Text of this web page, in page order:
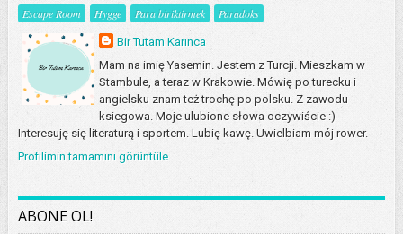
Escape Room
Hygge Para biriktirmek Paradoks
Bir Tutam Karınca
Mam na imię Yasemin. Jestem z Turcji. Mieszkam w
Stambule, a teraz w Krakowie. Mówię po turecku i
angielsku znam też trochę po polsku. Z zawodu
ksiegowa. Moje ulubione słowa oczywiście :)
Interesuję się literaturą i sportem. Lubię kawę. Uwielbiam mój rower.
Profilimin tamamını görüntüle
ABONE OL!